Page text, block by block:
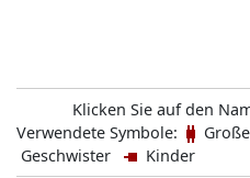
Klicken Sie auf den
Verwendete Symbole:
Geschwister
Kinder